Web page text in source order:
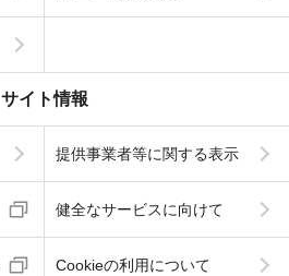
サイト情報
提供事業者等に関する表示
健全なサービスに向けて
Cookieの利用について